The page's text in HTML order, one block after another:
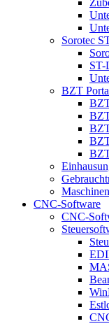
Sorotec
ST-
BZT
CNC-Software
CNC-